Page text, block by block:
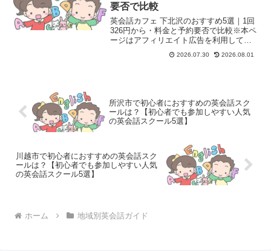
要否で比較
英会話カフェ 下北沢のおすすめ5選｜1回
326円から・料金と予約要否で比較※本ペ
ージはアフィリエイト広告を利用してい
ます。このページで分かること「英会話
カフェ 下北沢」で探している人が知りた
2026.07.30 2026.08.01
所沢市で初心者におすすめの英会話スク
ールは？【初心者でも参加しやすい人気
の英会話スクール5選】
川越市で初心者におすすめの英会話スク
ールは？【初心者でも参加しやすい人気
の英会話スクール5選】
ホーム 地域別英会話ガイド